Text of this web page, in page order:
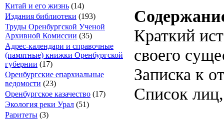
Китай и его жизнь (14)
Издания библиотеки (193)
Труды Оренбургской Ученой
Архивной Комиссии (35)
Адрес-календари и справочные
(памятные) книжки Оренбургской
губернии (17)
Оренбургские епархиальные
ведомости (23)
Оренбургское казачество (17)
Экология реки Урал (51)
Раритеты (3)
Краткий
своего
Записка к
Список